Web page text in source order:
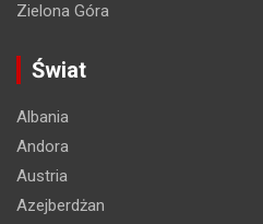
Zielona Góra
Świat
Albania
Andora
Austria
Azejberdżan